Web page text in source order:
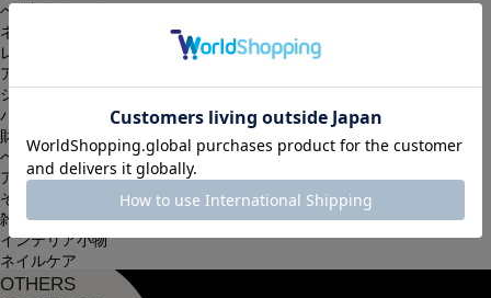
ヘッドウェア
ネックウェア
レッグウェア
アンダーウェア
シューズ
バッグ
財布
ベルト
アクセサリ
その他
雑貨小物
インテリア小物
ネイルケア
OTHERS
会員限定のお得な最新情報もございます。
会員登録する